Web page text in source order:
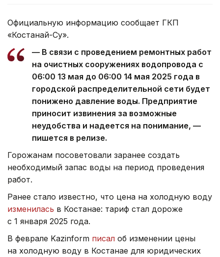
Официальную информацию сообщает ГКП
«Костанай-Су».
— В связи с проведением ремонтных работ
на очистных сооружениях водопровода с
06:00 13 мая до 06:00 14 мая 2025 года в
городской распределительной сети будет
понижено давление воды. Предприятие
приносит извинения за возможные
неудобства и надеется на понимание, —
пишется в релизе.
Горожанам посоветовали заранее создать
необходимый запас воды на период проведения
работ.
Ранее стало известно, что цена на холодную воду
изменилась в Костанае: тариф стал дороже
с 1 января 2025 года.
В феврале Kazinform писал об изменении цены
на холодную воду в Костанае для юридических